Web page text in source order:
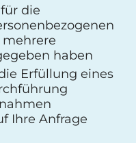
die
haben
Erfüllung eines
Ihre Anfrage